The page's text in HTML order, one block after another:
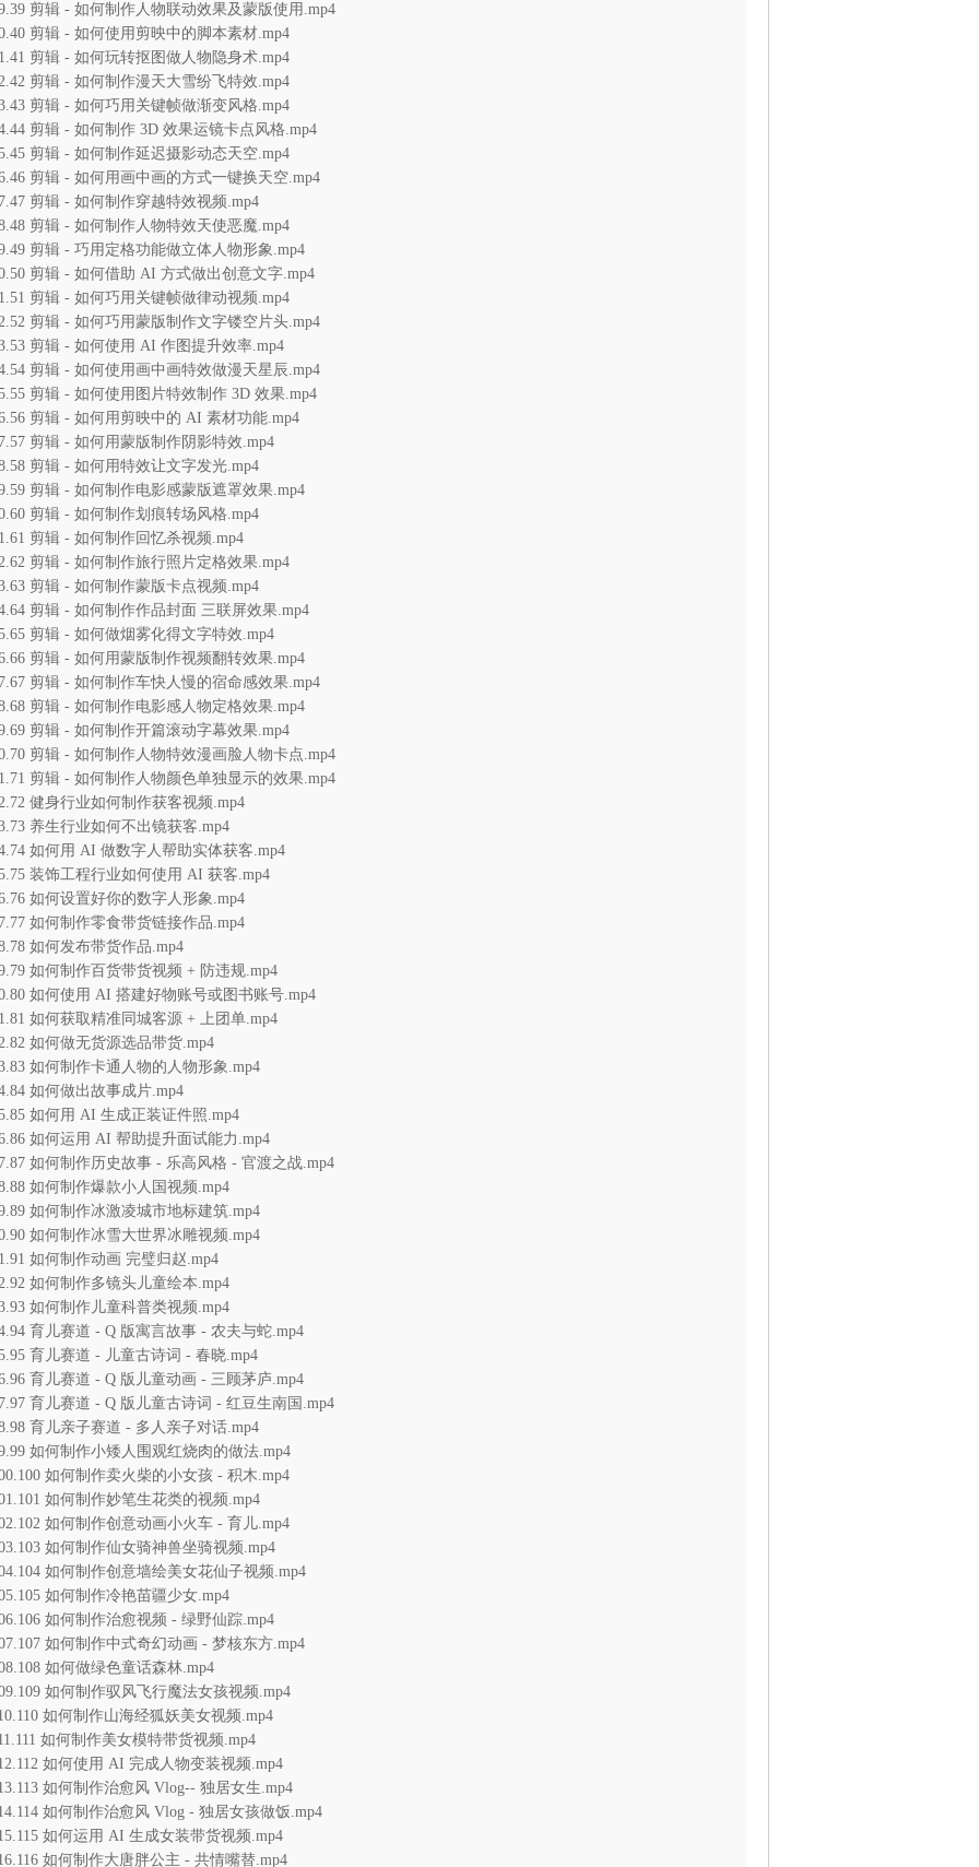
剪辑 - 如何制作人物联动效果及蒙版使用.mp4
剪辑 - 如何使用剪映中的脚本素材.mp4
剪辑 - 如何玩转抠图做人物隐身术.mp4
剪辑 - 如何制作漫天大雪纷飞特效.mp4
剪辑 - 如何巧用关键帧做渐变风格.mp4
剪辑 - 如何制作 3D 效果运镜卡点风格.mp4
剪辑 - 如何制作延迟摄影动态天空.mp4
剪辑 - 如何用画中画的方式一键换天空.mp4
剪辑 - 如何制作穿越特效视频.mp4
剪辑 - 如何制作人物特效天使恶魔.mp4
剪辑 - 巧用定格功能做立体人物形象.mp4
剪辑 - 如何借助 AI 方式做出创意文字.mp4
剪辑 - 如何巧用关键帧做律动视频.mp4
剪辑 - 如何巧用蒙版制作文字镂空片头.mp4
剪辑 - 如何使用 AI 作图提升效率.mp4
剪辑 - 如何使用画中画特效做漫天星辰.mp4
剪辑 - 如何使用图片特效制作 3D 效果.mp4
剪辑 - 如何用剪映中的 AI 素材功能.mp4
剪辑 - 如何用蒙版制作阴影特效.mp4
剪辑 - 如何用特效让文字发光.mp4
剪辑 - 如何制作电影感蒙版遮罩效果.mp4
剪辑 - 如何制作划痕转场风格.mp4
剪辑 - 如何制作回忆杀视频.mp4
剪辑 - 如何制作旅行照片定格效果.mp4
剪辑 - 如何制作蒙版卡点视频.mp4
剪辑 - 如何制作作品封面 三联屏效果.mp4
剪辑 - 如何做烟雾化得文字特效.mp4
剪辑 - 如何用蒙版制作视频翻转效果.mp4
剪辑 - 如何制作车快人慢的宿命感效果.mp4
剪辑 - 如何制作电影感人物定格效果.mp4
剪辑 - 如何制作开篇滚动字幕效果.mp4
剪辑 - 如何制作人物特效漫画脸人物卡点.mp4
剪辑 - 如何制作人物颜色单独显示的效果.mp4
健身行业如何制作获客视频.mp4
养生行业如何不出镜获客.mp4
如何用 AI 做数字人帮助实体获客.mp4
装饰工程行业如何使用 AI 获客.mp4
如何设置好你的数字人形象.mp4
如何制作零食带货链接作品.mp4
如何发布带货作品.mp4
如何制作百货带货视频 + 防违规.mp4
如何使用 AI 搭建好物账号或图书账号.mp4
如何获取精准同城客源 + 上团单.mp4
如何做无货源选品带货.mp4
如何制作卡通人物的人物形象.mp4
如何做出故事成片.mp4
如何用 AI 生成正装证件照.mp4
如何运用 AI 帮助提升面试能力.mp4
如何制作历史故事 - 乐高风格 - 官渡之战.mp4
如何制作爆款小人国视频.mp4
如何制作冰激凌城市地标建筑.mp4
如何制作冰雪大世界冰雕视频.mp4
如何制作动画 完璧归赵.mp4
如何制作多镜头儿童绘本.mp4
如何制作儿童科普类视频.mp4
育儿赛道 - Q 版寓言故事 - 农夫与蛇.mp4
育儿赛道 - 儿童古诗词 - 春晓.mp4
育儿赛道 - Q 版儿童动画 - 三顾茅庐.mp4
育儿赛道 - Q 版儿童古诗词 - 红豆生南国.mp4
育儿亲子赛道 - 多人亲子对话.mp4
如何制作小矮人围观红烧肉的做法.mp4
如何制作卖火柴的小女孩 - 积木.mp4
如何制作妙笔生花类的视频.mp4
如何制作创意动画小火车 - 育儿.mp4
如何制作仙女骑神兽坐骑视频.mp4
如何制作创意墙绘美女花仙子视频.mp4
如何制作冷艳苗疆少女.mp4
如何制作治愈视频 - 绿野仙踪.mp4
如何制作中式奇幻动画 - 梦核东方.mp4
如何做绿色童话森林.mp4
如何制作驭风飞行魔法女孩视频.mp4
如何制作山海经狐妖美女视频.mp4
如何制作美女模特带货视频.mp4
如何使用 AI 完成人物变装视频.mp4
如何制作治愈风 Vlog-- 独居女生.mp4
如何制作治愈风 Vlog - 独居女孩做饭.mp4
如何运用 AI 生成女装带货视频.mp4
如何制作大唐胖公主 - 共情嘴替.mp4